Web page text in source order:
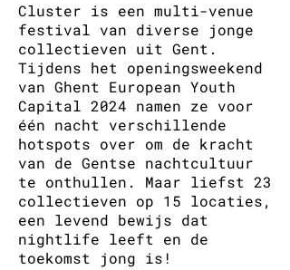
Cluster is een multi-venue
festival van diverse jonge
collectieven uit Gent.
Tijdens het openingsweekend
van Ghent European Youth
Capital 2024 namen ze voor
één nacht verschillende
hotspots over om de kracht
van de Gentse nachtcultuur
te onthullen. Maar liefst 23
collectieven op 15 locaties,
een levend bewijs dat
nightlife leeft en de
toekomst jong is!